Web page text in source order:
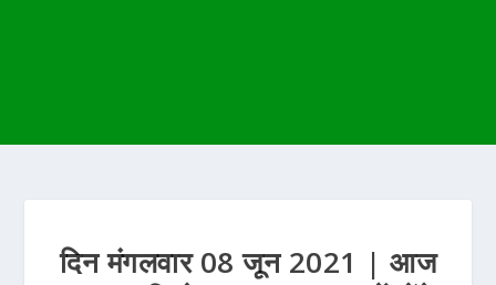
दिन मंगलवार 08 जून 2021 | आज